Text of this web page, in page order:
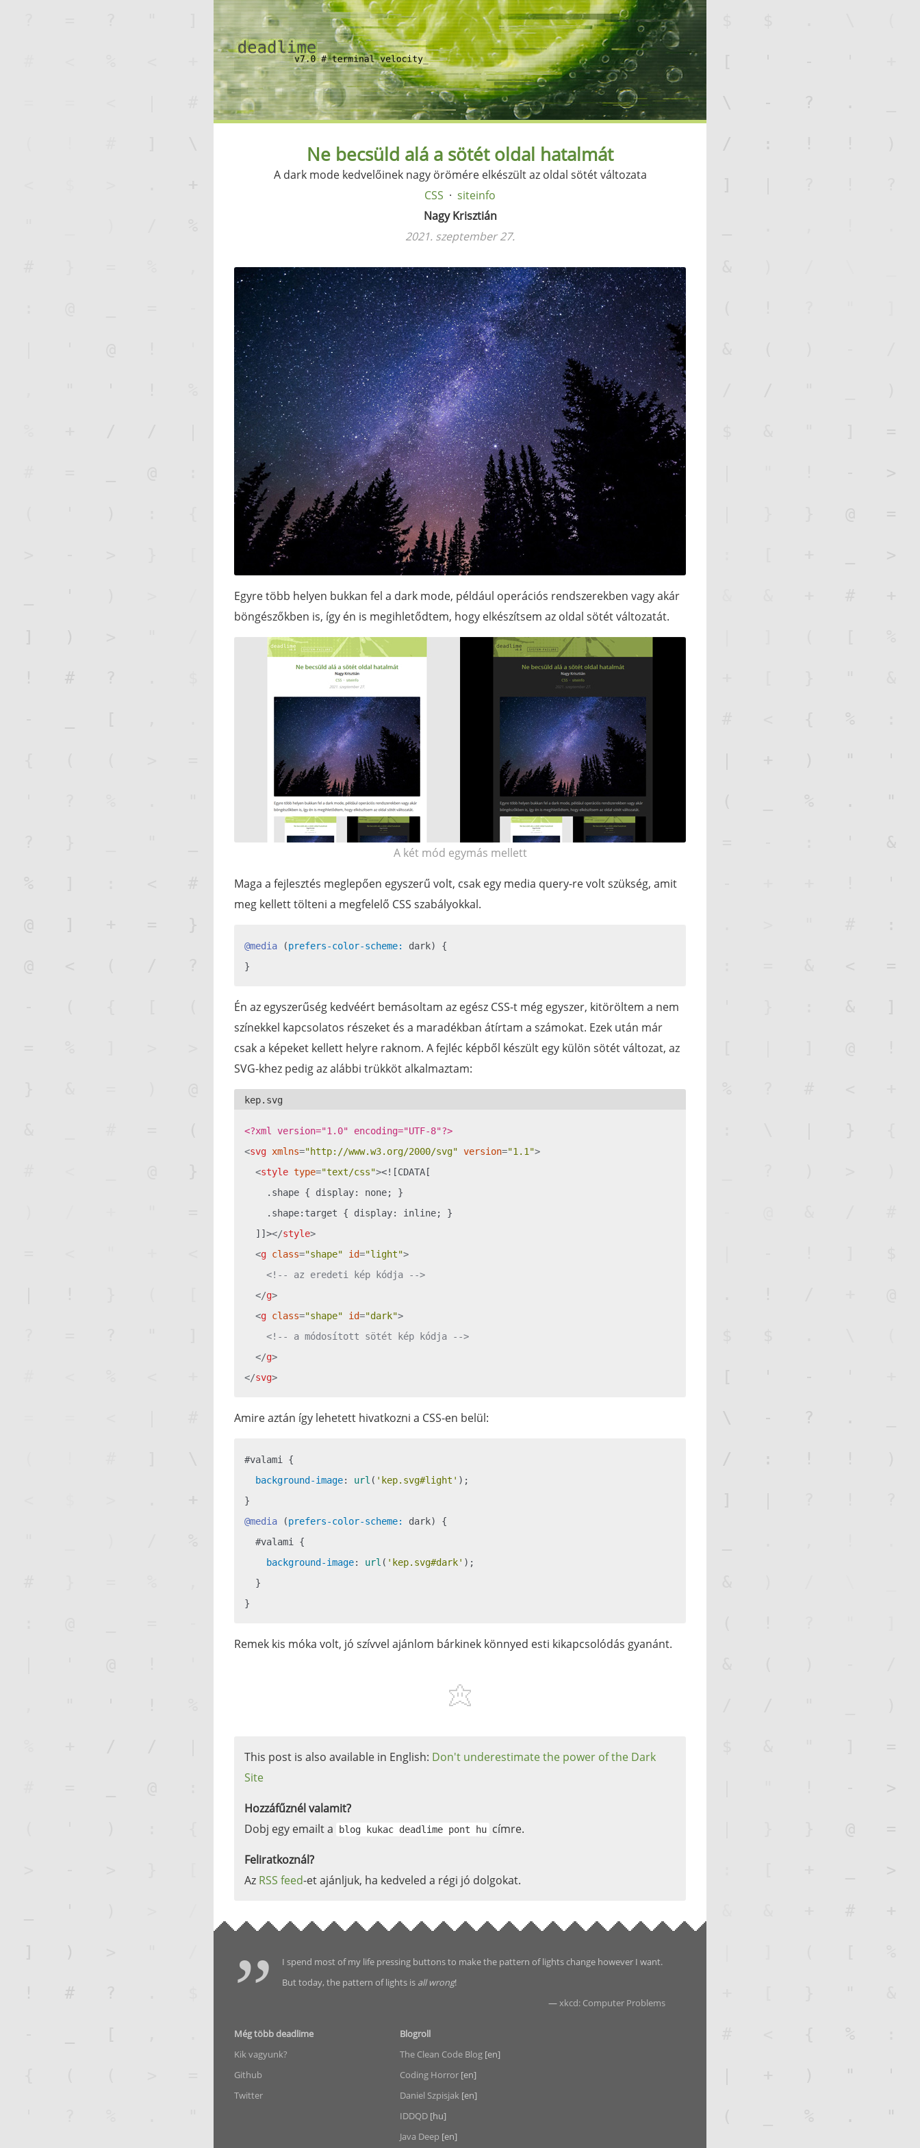
Ne becsüld alá a sötét oldal hatalmát
A dark mode kedvelőinek nagy örömére elkészült az oldal sötét változata
CSS
siteinfo
Nagy Krisztián
2021. szeptember 27.
Egyre több helyen bukkan fel a dark mode, például operációs rendszerekben vagy akár
böngészőkben is, így én is megihletődtem, hogy elkészítsem az oldal sötét változatát.
A két mód egymás mellett
Maga a fejlesztés meglepően egyszerű volt, csak egy media query-re volt szükség, amit
meg kellett tölteni a megfelelő CSS szabályokkal.
@media (prefers-color-scheme:
dark) {
Én az egyszerűség kedvéért bemásoltam az egész CSS-t még egyszer, kitöröltem a nem
színekkel kapcsolatos részeket és a maradékban átírtam a számokat. Ezek után már
csak a képeket kellett helyre raknom. A fejléc képből készült egy külön sötét változat, az
SVG-khez pedig az alábbi trükköt alkalmaztam:
<?xml version="1.0" encoding="UTF-8"?>
<svg xmlns="http://www.w3.org/2000/svg" version="1.1">
<style type="text/css"><![CDATA[
    .shape { display: none; }
    .shape:target { display: inline; }
  ]]>
</style>
<g class="shape" id="light">
<!-- az eredeti kép kódja -->
</g>
<g class="shape" id="dark">
<!-- a módosított sötét kép kódja -->
</g>
</svg>
Amire aztán így lehetett hivatkozni a CSS-en belül:
#valami
{
background-image: url ( 'kep.svg#light' );
@media (prefers-color-scheme:
dark) {
#valami
{
background-image: url ( 'kep.svg#dark' );
  }
Remek kis móka volt, jó szívvel ajánlom bárkinek könnyed esti kikapcsolódás gyanánt.
This post is also available in English: Don't underestimate the power of the Dark
Site
Hozzáfűznél valamit?
Dobj egy emailt a
blog kukac deadlime pont hu címre.
Feliratkoznál?
Az RSS feed-et ajánljuk, ha kedveled a régi jó dolgokat.
I spend most of my life pressing buttons to make the pattern of lights change however I want.
But today, the pattern of lights is all wrong!
—xkcd: Computer Problems
Még több deadlime
Kik vagyunk?
Github
Twitter
Blogroll
The Clean Code Blog [en]
Coding Horror [en]
Daniel Szpisjak [en]
IDDQD [hu]
Java Deep [en]